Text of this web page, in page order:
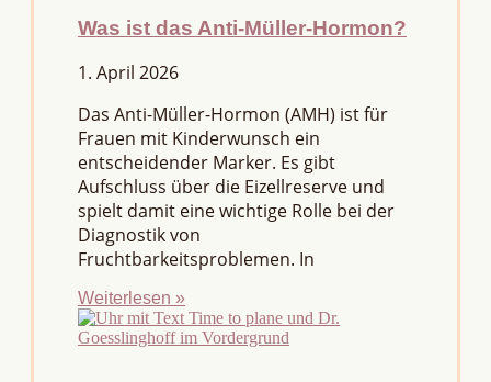
Was ist das Anti-Müller-Hormon?
1. April 2026
Das Anti-Müller-Hormon (AMH) ist für
Frauen mit Kinderwunsch ein
entscheidender Marker. Es gibt
Aufschluss über die Eizellreserve und
spielt damit eine wichtige Rolle bei der
Diagnostik von
Fruchtbarkeitsproblemen. In
Weiterlesen »